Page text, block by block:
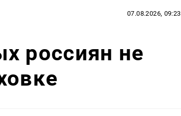
07.08.2026, 09:23
россиян не